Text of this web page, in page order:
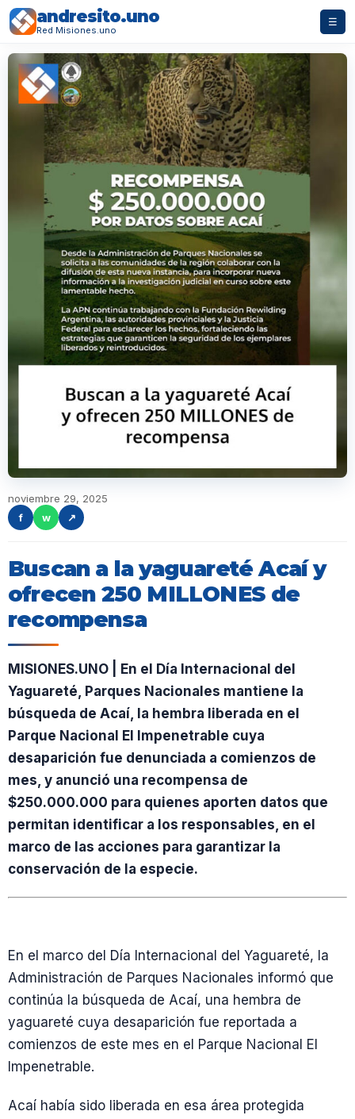
andresito.uno
Red Misiones.uno
☰
noviembre 29, 2025
f
w ↗
Buscan a la yaguareté Acaí y
ofrecen 250 MILLONES de
recompensa
MISIONES.UNO | En el Día Internacional del
Yaguareté, Parques Nacionales mantiene la
búsqueda de Acaí, la hembra liberada en el
Parque Nacional El Impenetrable cuya
desaparición fue denunciada a comienzos de
mes, y anunció una recompensa de
$250.000.000 para quienes aporten datos que
permitan identificar a los responsables, en el
marco de las acciones para garantizar la
conservación de la especie.
En el marco del Día Internacional del Yaguareté, la
Administración de Parques Nacionales informó que
continúa la búsqueda de Acaí, una hembra de
yaguareté cuya desaparición fue reportada a
comienzos de este mes en el Parque Nacional El
Impenetrable.
Acaí había sido liberada en esa área protegida